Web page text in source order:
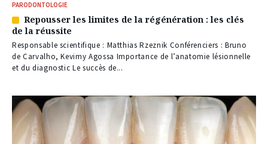
PARODONTOLOGIE
Article
réservé
à
nos
abonnés
Repousser les limites de la régénération : les clés
de la réussite
Responsable scientifique : Matthias Rzeznik Conférenciers : Bruno
de Carvalho, Kevimy Agossa Importance de l’anatomie lésionnelle
et du diagnostic Le succès de...